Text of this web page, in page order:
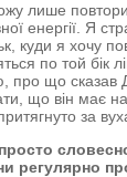
лише
енергії. Я
куди я хочу
по той бік
про що сказав
що він має
за
регулярно